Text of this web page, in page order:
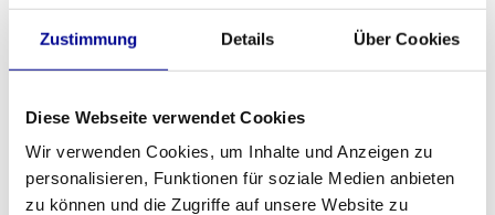
Zustimmung Details Über Cookies
Diese Webseite verwendet Cookies
Wir verwenden Cookies, um Inhalte und Anzeigen zu
personalisieren, Funktionen für soziale Medien anbieten
zu können und die Zugriffe auf unsere Website zu
ZUM ANGEBOT HINZUFÜGEN
PROFESSIONELLE
FITNESSGERÄTE
STANDARDMÄSSIG EIN J